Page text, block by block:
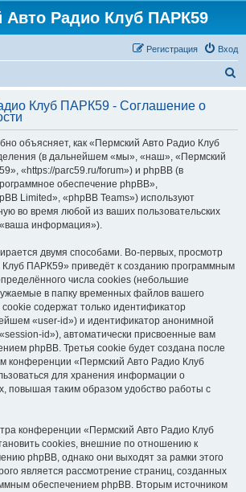
Авто Радио Клуб ПАРК59
Вход
Регистрация
с
Клуб ПАРК59 - Соглашение о
объясняет, как «Пермский Авто Радио Клуб
(в дальнейшем «мы», «наш», «Пермский
«https://parc59.ru/forum») и phpBB (в
обеспечение phpBB»,
Limited», «phpBB Teams») используют
во время любой из ваших пользовательских
информация»).
двумя способами. Во-первых, просмотр
ПАРК59» приведёт к созданию программным
числа cookies (небольшие
в папку временных файлов вашего
содержат только идентификатор
«user-id») и идентификатор анонимной
id»), автоматически присвоенные вам
phpBB. Третья cookie будет создана после
конференции «Пермский Авто Радио Клуб
для хранения информации о
повышая таким образом удобство работы с
конференции «Пермский Авто Радио Клуб
cookies, внешние по отношению к
phpBB, однако они выходят за рамки этого
является рассмотрение страниц, созданных
обеспечением phpBB. Вторым источником